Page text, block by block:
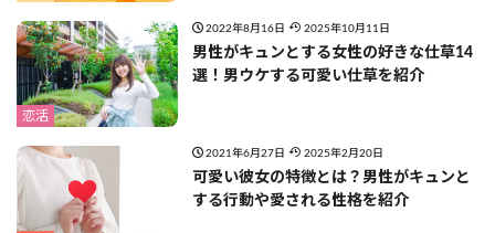
恋活
2022年8月16日 2025年10月11日
男性がキュンとする女性の好きな仕草14
選！男ウケする可愛い仕草を紹介
2021年6月27日 2025年2月20日
可愛い彼女の特徴とは？男性がキュンと
する行動や愛される性格を紹介